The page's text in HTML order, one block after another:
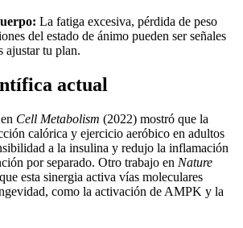
La fatiga excesiva, pérdida de peso
del estado de ánimo pueden ser señales
ajustar tu plan.
actual
Cell Metabolism (2022) mostró que la
calórica y ejercicio aeróbico en adultos
a la insulina y redujo la inflamación
por separado. Otro trabajo en Nature
esta sinergia activa vías moleculares
como la activación de AMPK y la